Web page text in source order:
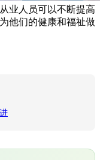
人员可以不断提高
他们的健康和福祉做